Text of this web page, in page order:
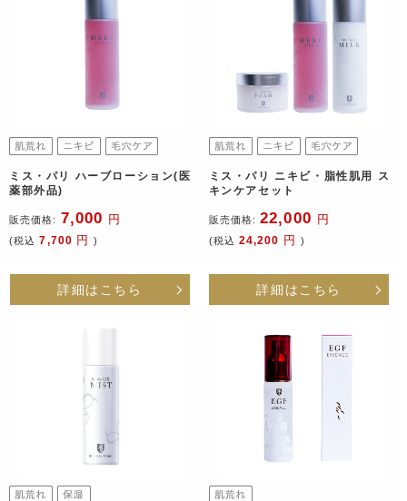
ミス・パリ ハーブローション(医
薬部外品)
販売価格: 7,000 円
(税込 7,700 円)
詳細はこちら
ミス・パリ ニキビ・脂性肌用 ス
キンケアセット
販売価格: 22,000 円
(税込 24,200 円 )
詳細はこちら